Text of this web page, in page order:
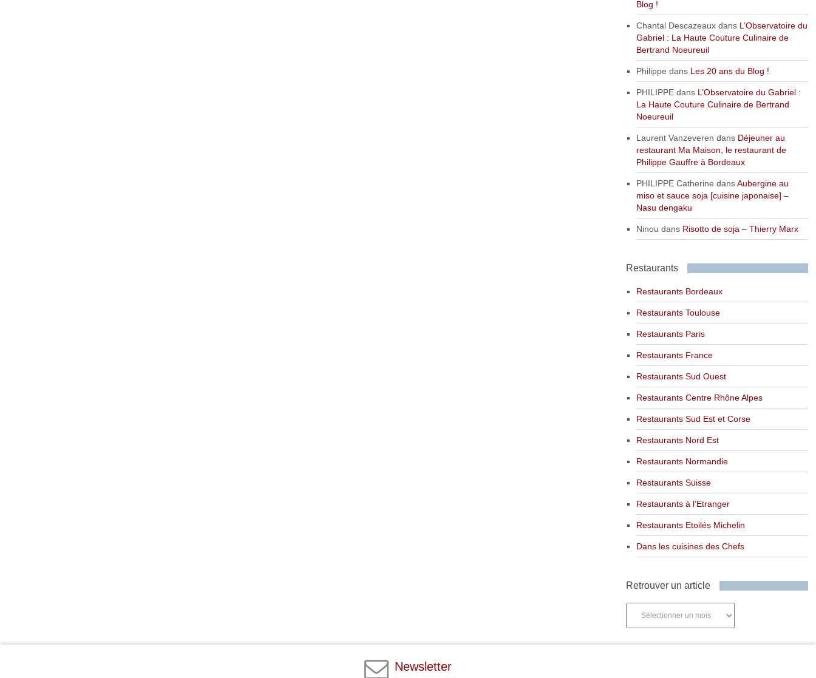
Blog !
Chantal Descazeauxdans L’Observatoire du
Gabriel : La Haute Couture Culinaire de
Bertrand Noeureuil
Philippe dans Les 20 ans du Blog !
PHILIPPEdans L’Observatoire du Gabriel :
La Haute Couture Culinaire de Bertrand
Noeureuil
Laurent Vanzeveren dans Déjeuner au
restaurant Ma Maison, le restaurant de
Philippe Gauffre à Bordeaux
PHILIPPE Catherine dansAubergine au
miso et sauce soja [cuisine japonaise] –
Nasu dengaku
Ninou dans Risotto de soja – Thierry Marx
Restaurants
Restaurants Bordeaux
Restaurants Toulouse
Restaurants Paris
Restaurants France
Restaurants Sud Ouest
Restaurants Centre Rhône Alpes
Restaurants Sud Est et Corse
Restaurants Nord Est
Restaurants Normandie
Restaurants Suisse
Restaurants à l’Etranger
Restaurants Etoilés Michelin
Dans les cuisines des Chefs
Retrouver un article
Newsletter